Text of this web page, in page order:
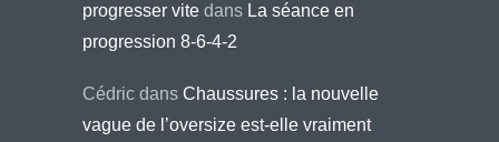
progresser vite dans La séance en
progression 8-6-4-2
Cédric dans Chaussures : la nouvelle
vague de l’oversize est-elle vraiment